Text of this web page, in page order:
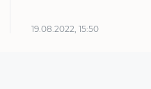
19.08.2022, 15:50